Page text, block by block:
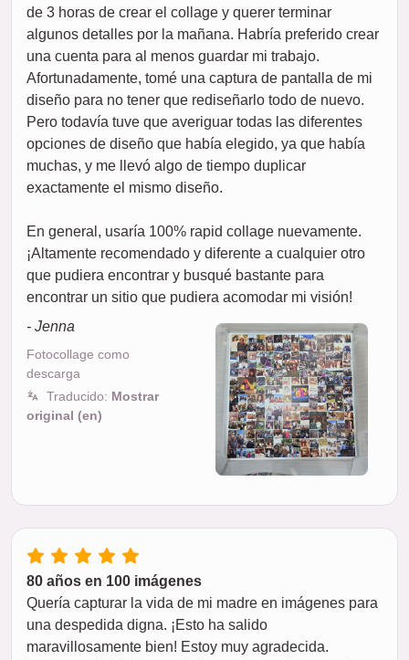
de 3 horas de crear el collage y querer terminar
algunos detalles por la mañana. Habría preferido crear
una cuenta para al menos guardar mi trabajo.
Afortunadamente, tomé una captura de pantalla de mi
diseño para no tener que rediseñarlo todo de nuevo.
Pero todavía tuve que averiguar todas las diferentes
opciones de diseño que había elegido, ya que había
muchas, y me llevó algo de tiempo duplicar
exactamente el mismo diseño.
En general, usaría 100% rapid collage nuevamente.
¡Altamente recomendado y diferente a cualquier otro
que pudiera encontrar y busqué bastante para
encontrar un sitio que pudiera acomodar mi visión!
- Jenna
Fotocollage como
descarga
Traducido: Mostrar
original (en)
80 años en 100 imágenes
Quería capturar la vida de mi madre en imágenes para
una despedida digna. ¡Esto ha salido
maravillosamente bien! Estoy muy agradecida.